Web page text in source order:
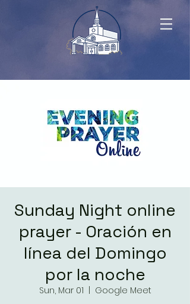
Sunday Night online
prayer - Oración en
línea del Domingo
por la noche
Sun, Mar 01
Google Meet